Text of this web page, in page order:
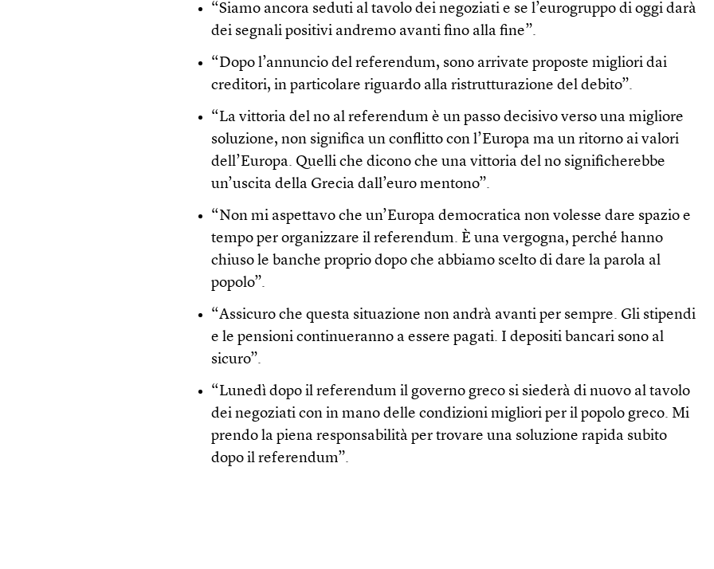
“Siamo ancora seduti al tavolo dei negoziati e se l’eurogruppo di oggi darà
dei segnali positivi andremo avanti fino alla fine”.
“Dopo l’annuncio del referendum, sono arrivate proposte migliori dai
creditori, in particolare riguardo alla ristrutturazione del debito”.
“La vittoria del no al referendum è un passo decisivo verso una migliore
soluzione, non significa un conflitto con l’Europa ma un ritorno ai valori
dell’Europa. Quelli che dicono che una vittoria del no significherebbe
un’uscita della Grecia dall’euro mentono”.
“Non mi aspettavo che un’Europa democratica non volesse dare spazio e
tempo per organizzare il referendum. È una vergogna, perché hanno
chiuso le banche proprio dopo che abbiamo scelto di dare la parola al
popolo”.
“Assicuro che questa situazione non andrà avanti per sempre. Gli stipendi
e le pensioni continueranno a essere pagati. I depositi bancari sono al
sicuro”.
“Lunedì dopo il referendum il governo greco si siederà di nuovo al tavolo
dei negoziati con in mano delle condizioni migliori per il popolo greco. Mi
prendo la piena responsabilità per trovare una soluzione rapida subito
dopo il referendum”.